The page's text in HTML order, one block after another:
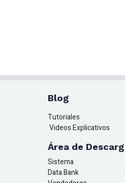
Blog
Tutoriales
Videos Explicativos
Área de
Sistema
Data Bank